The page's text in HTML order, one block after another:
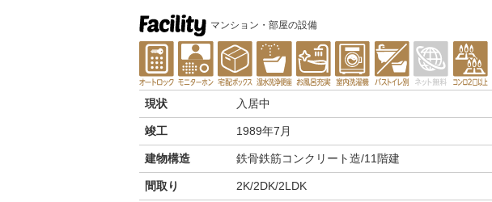
マンション・部屋の設備
現状 入居中
竣工 1989年7月
建物構造 鉄骨鉄筋コンクリート造/11階建
間取り 2K/2DK/2LDK